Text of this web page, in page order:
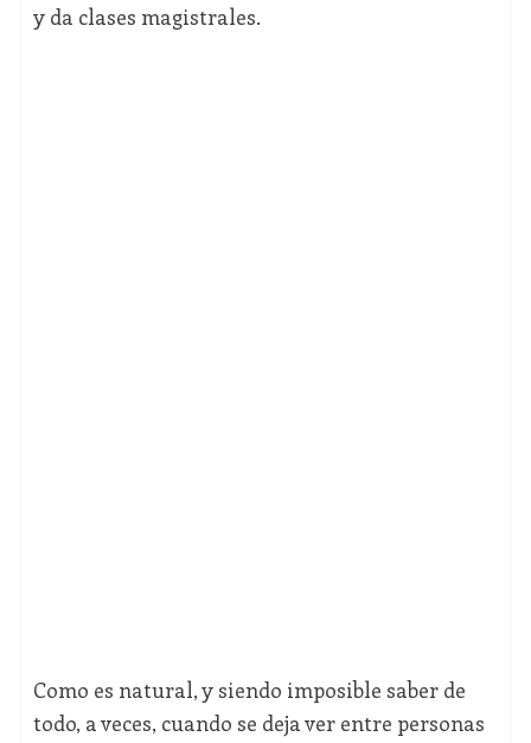
y da clases magistrales.
Como es natural, y siendo imposible saber de
todo, a veces, cuando se deja ver entre personas